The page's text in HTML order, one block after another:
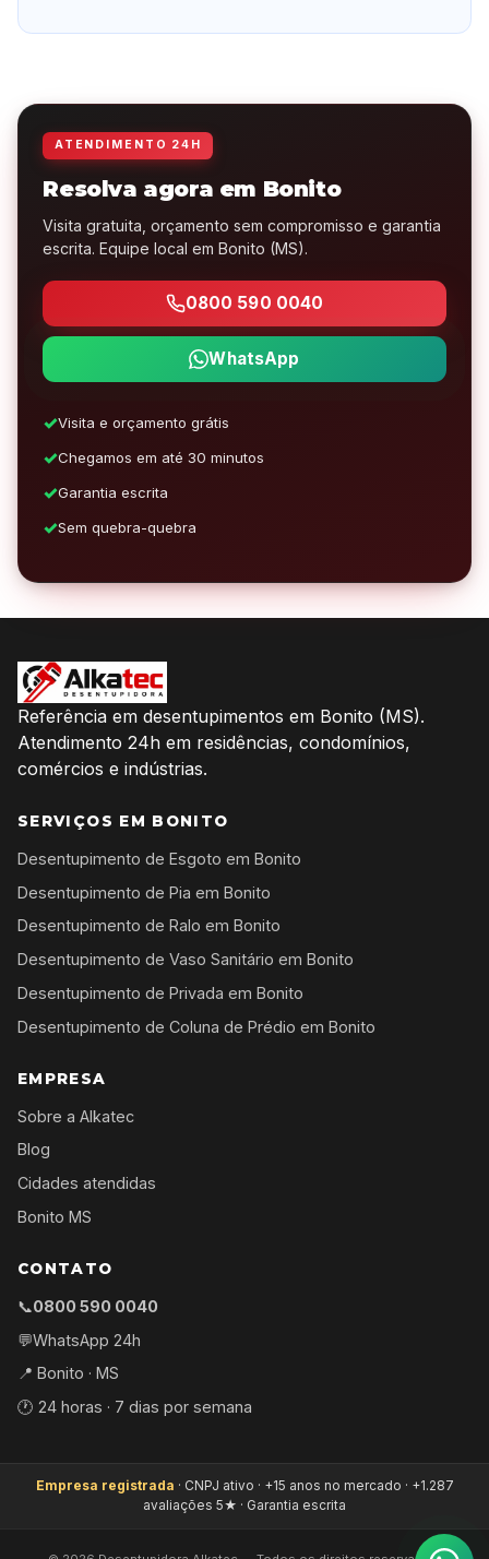
ATENDIMENTO 24H
Resolva agora em Bonito
Visita gratuita, orçamento sem compromisso e garantia
escrita. Equipe local em Bonito (MS).
0800 590 0040
WhatsApp
Visita e orçamento grátis
Chegamos em até 30 minutos
Garantia escrita
Sem quebra-quebra
Referência em desentupimentos em Bonito (MS).
Atendimento 24h em residências, condomínios,
comércios e indústrias.
SERVIÇOS EM BONITO
Desentupimento de Esgoto em Bonito
Desentupimento de Pia em Bonito
Desentupimento de Ralo em Bonito
Desentupimento de Vaso Sanitário em Bonito
Desentupimento de Privada em Bonito
Desentupimento de Coluna de Prédio em Bonito
EMPRESA
Sobre a Alkatec
Blog
Cidades atendidas
Bonito MS
CONTATO
📞0800 590 0040
💬WhatsApp 24h
📍 Bonito · MS
🕐 24 horas · 7 dias por semana
Empresa registrada · CNPJ ativo · +15 anos no mercado · +1.287
avaliações 5★ · Garantia escrita